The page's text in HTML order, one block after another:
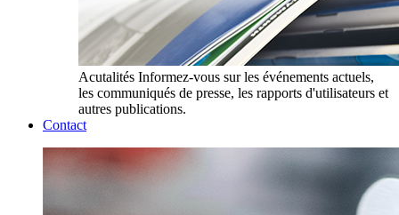
Acutalités Informez-vous sur les événements actuels,
les communiqués de presse, les rapports d'utilisateurs et
autres publications.
Contact